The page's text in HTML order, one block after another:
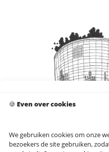
🍪 Even over cookies
We gebruiken cookies om onze
bezoekers de site gebruiken,